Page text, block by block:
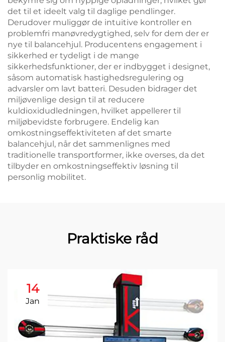
det til et ideelt valg til daglige pendlinger.
Derudover muliggør de intuitive kontroller en
problemfri manøvredygtighed, selv for dem der er
nye til balancehjul. Producentens engagement i
sikkerhed er tydeligt i de mange
sikkerhedsfunktioner, der er indbygget i designet,
såsom automatisk hastighedsregulering og
advarsler om lavt batteri. Desuden bidrager det
miljøvenlige design til at reducere
kuldioxidudledningen, hvilket appellerer til
miljøbevidste forbrugere. Endelig kan
omkostningseffektiviteten af det smarte
balancehjul, når det sammenlignes med
traditionelle transportformer, ikke overses, da det
tilbyder en omkostningseffektiv løsning til
personlig mobilitet.
Praktiske råd
14
Jan